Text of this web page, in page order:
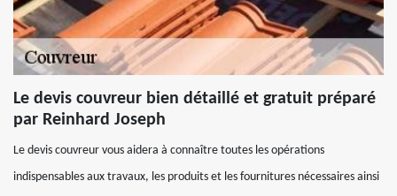
Le devis couvreur bien détaillé et gratuit préparé
par Reinhard Joseph
Le devis couvreur vous aidera à connaître toutes les opérations
indispensables aux travaux, les produits et les fournitures nécessaires ainsi